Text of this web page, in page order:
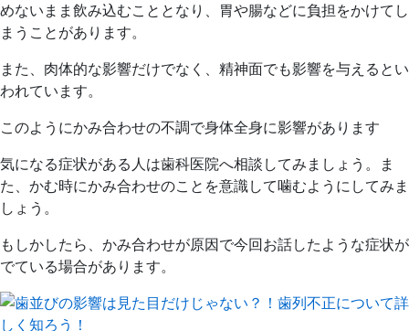
めないまま飲み込むこととなり、胃や腸などに負担をかけてし
まうことがあります。
また、肉体的な影響だけでなく、精神面でも影響を与えるとい
われています。
このようにかみ合わせの不調で身体全身に影響があります
気になる症状がある人は歯科医院へ相談してみましょう。ま
た、かむ時にかみ合わせのことを意識して噛むようにしてみま
しょう。
もしかしたら、かみ合わせが原因で今回お話したような症状が
でている場合があります。